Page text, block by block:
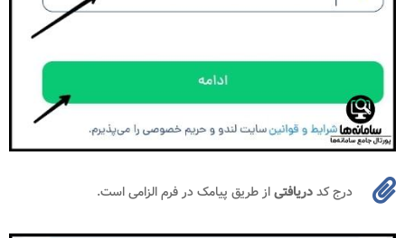
درج کددریافتیاز طریق پیامک در فرم الزامی است.